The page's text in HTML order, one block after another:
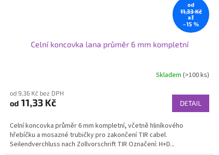
od
11,33 Kč
až
–15 %
Celní koncovka lana průměr 6 mm kompletní
Skladem (>100 ks)
od 9,36 Kč bez DPH
od 11,33 Kč DETAIL
Celní koncovka průměr 6 mm kompletní, včetně hliníkového
hřebíčku a mosazné trubičky pro zakončení TIR cabel.
Seilendverchluss nach Zollvorschrift TIR Označení: H+D...